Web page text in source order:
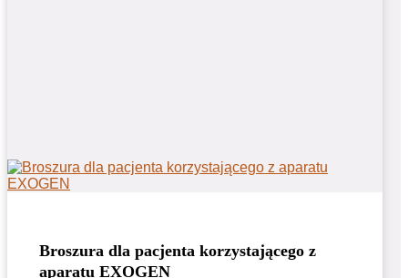
Broszura dla pacjenta korzystającego z
aparatu EXOGEN